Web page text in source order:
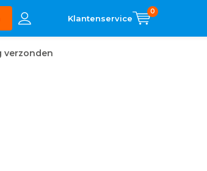
0
verzonden